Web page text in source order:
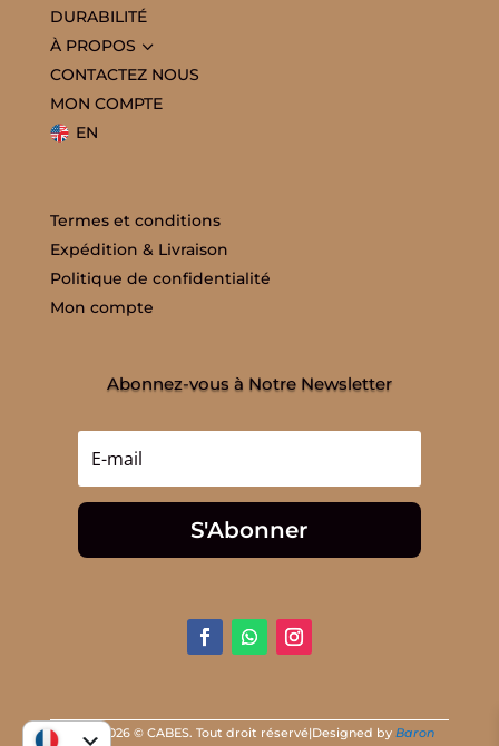
DURABILITÉ
À PROPOS 3
CONTACTEZ NOUS
MON COMPTE
EN
Termes et conditions
Expédition & Livraison
Politique de confidentialité
Mon compte
Abonnez-vous à Notre Newsletter
S'Abonner
2014 - 2026 © CABES. Tout droit réservé|Designed byBaron